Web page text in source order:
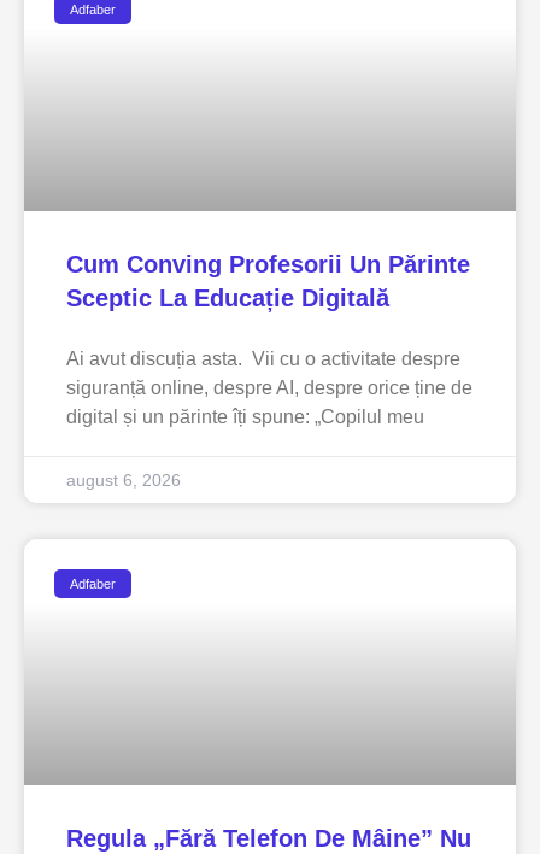
Adfaber
Cum Conving Profesorii Un Părinte
Sceptic La Educație Digitală
Ai avut discuția asta. Vii cu o activitate despre
siguranță online, despre AI, despre orice ține de
digital și un părinte îți spune: „Copilul meu
august 6, 2026
Adfaber
Regula „fără Telefon De Mâine” Nu